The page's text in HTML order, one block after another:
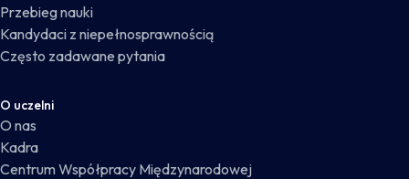
Przebieg nauki
Kandydaci z niepełnosprawnością
Często zadawane pytania
O uczelni
O nas
Kadra
Centrum Współpracy Międzynarodowej